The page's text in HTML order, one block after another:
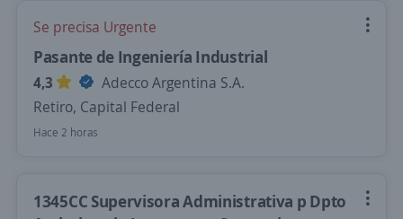
Se precisa Urgente
Pasante de Ingeniería Industrial
4,3
Adecco Argentina S.A.
Retiro, Capital Federal
Hace 2 horas
1345CC Supervisora Administrativa p Dpto